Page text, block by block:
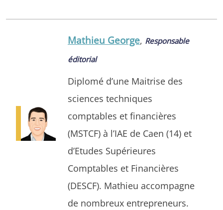
Mathieu George, Responsable
éditorial
Diplomé d’une Maitrise des
sciences techniques
comptables et financières
(MSTCF) à l’IAE de Caen (14) et
d’Etudes Supérieures
Comptables et Financières
(DESCF). Mathieu accompagne
de nombreux entrepreneurs.